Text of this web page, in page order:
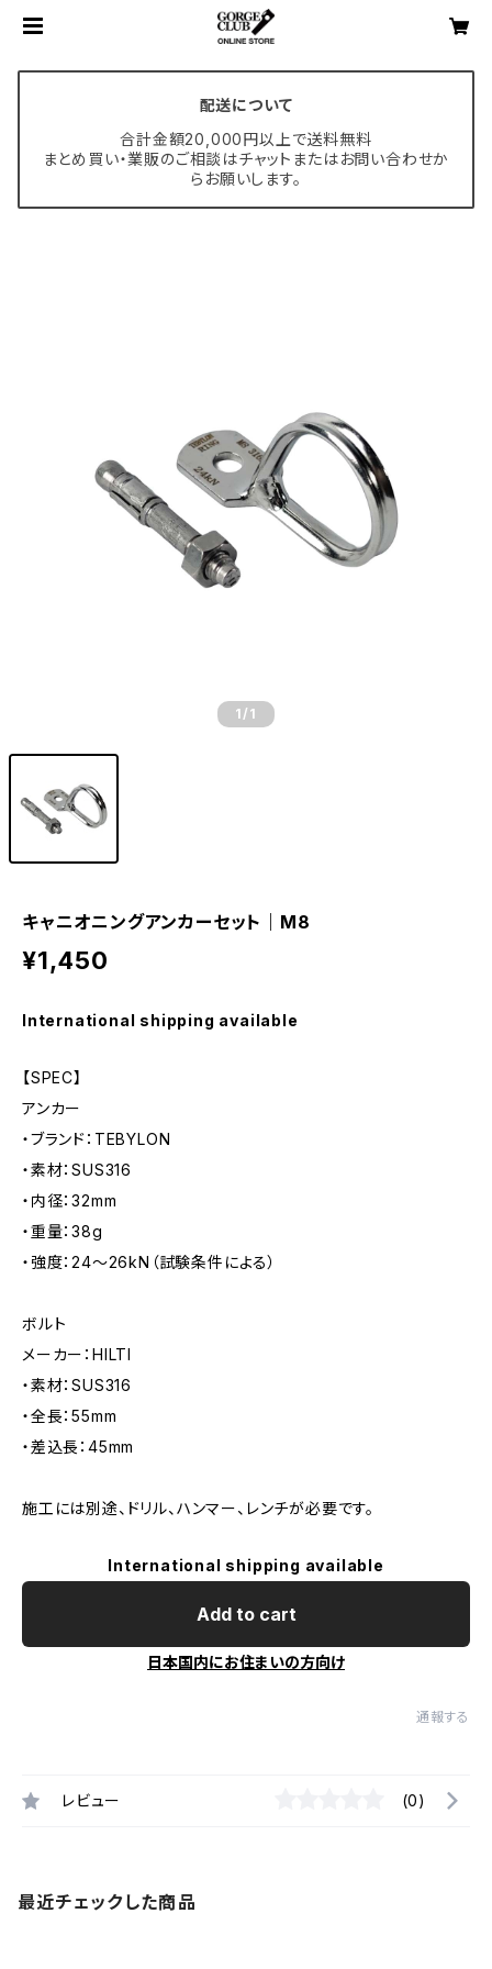
配送について
合計金額20,000円以上で送料無料
まとめ買い・業販のご相談はチャットまたはお問い合わせか
らお願いします。
1 /1
キャニオニングアンカーセット｜M8
¥1,450
International shipping available
【SPEC】
アンカー
・ブランド：TEBYLON
・素材：SUS316
・内径：32mm
・重量：38g
・強度：24〜26kN（試験条件による）
ボルト
メーカー：HILTI
・素材：SUS316
・全長：55mm
・差込長：45mm
施工には別途、ドリル、ハンマー、レンチが必要です。
International shipping available
Add to cart
日本国内にお住まいの方向け
通報する
レビュー (0)
最近チェックした商品